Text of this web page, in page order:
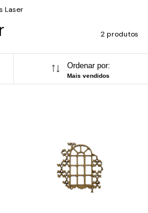
Laser
2 produtos
Ordenar por:
Mais vendidos